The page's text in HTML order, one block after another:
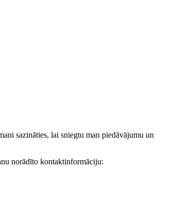
sazināties, lai sniegtu man piedāvājumu un
norādīto kontaktinformāciju: